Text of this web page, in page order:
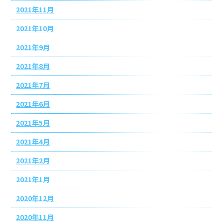
2021年11月
2021年10月
2021年9月
2021年8月
2021年7月
2021年6月
2021年5月
2021年4月
2021年2月
2021年1月
2020年12月
2020年11月